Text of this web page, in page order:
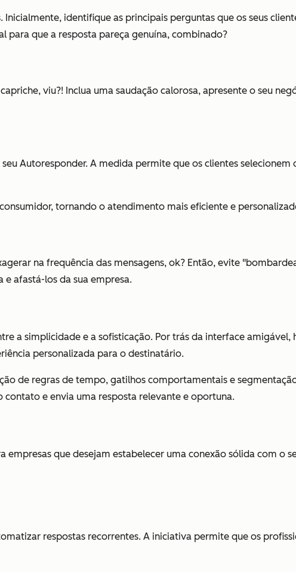
identifique as principais perguntas que os seus
para que a resposta pareça genuína, combinado?
viu?! Inclua uma saudação calorosa, apresente o seu
Autoresponder. A medida permite que os clientes selecionem
tornando o atendimento mais eficiente e
na frequência das mensagens, ok? Então, evite
afastá-los da sua empresa.
a simplicidade e a sofisticação. Por trás da interface amigável,
personalizada para o destinatário.
de regras de tempo, gatilhos comportamentais e
e envia uma resposta relevante e oportuna.
que desejam estabelecer uma conexão sólida com o
respostas recorrentes. A iniciativa permite que os